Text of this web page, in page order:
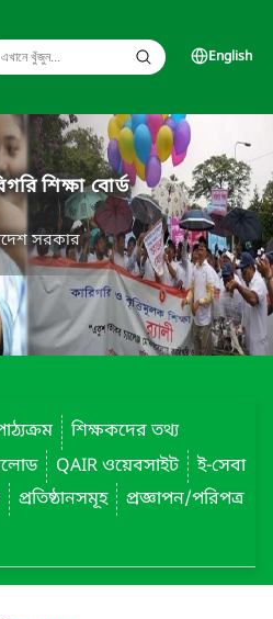
English
শিক্ষা বোর্ড
সরকার
শিক্ষকদের তথ্য
QAIR ওয়েবসাইট
ই-সেবা
প্রতিষ্ঠানসমূহ
প্রজ্ঞাপন/পরিপত্র